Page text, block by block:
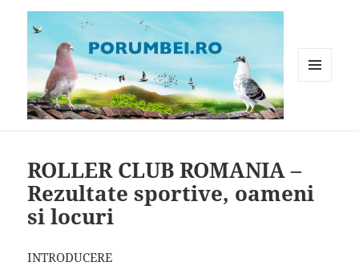
ROLLER CLUB ROMANIA –
Rezultate sportive, oameni
si locuri
INTRODUCERE